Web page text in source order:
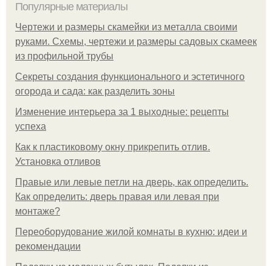
Популярные материалы
Чертежи и размеры скамейки из металла своими
руками. Схемы, чертежи и размеры садовых скамеек
из профильной трубы
Секреты создания функционального и эстетичного
огорода и сада: как разделить зоны
Изменение интерьера за 1 выходные: рецепты
успеха
Как к пластиковому окну прикрепить отлив.
Установка отливов
Правые или левые петли на дверь, как определить.
Как определить: дверь правая или левая при
монтаже?
Переоборудование жилой комнаты в кухню: идеи и
рекомендации